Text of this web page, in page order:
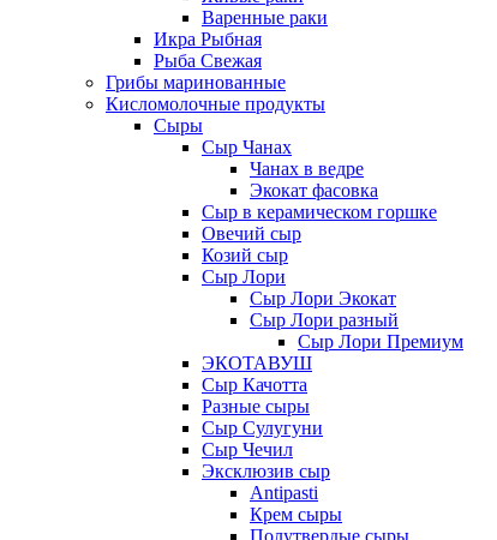
Варенные раки
Икра Рыбная
Рыба Свежая
Грибы маринованные
Кисломолочные продукты
Сыры
Сыр Чанах
Чанах в ведре
Экокат фасовка
Сыр в керамическом горшке
Овечий сыр
Козий сыр
Сыр Лори
Сыр Лори Экокат
Сыр Лори разный
Сыр Лори Премиум
ЭКОТАВУШ
Сыр Качотта
Разные сыры
Сыр Сулугуни
Сыр Чечил
Эксклюзив сыр
Antipasti
Крем сыры
Полутвердые сыры